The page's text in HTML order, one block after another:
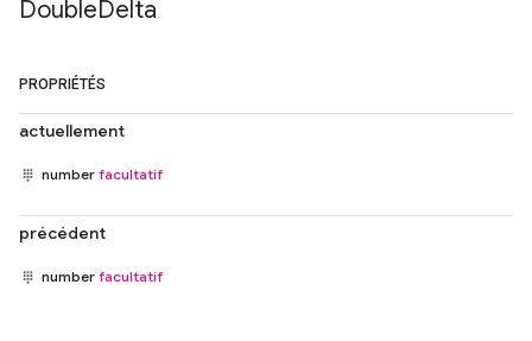
DoubleDelta
PROPRIÉTÉS
actuellement
number facultatif
précédent
number facultatif